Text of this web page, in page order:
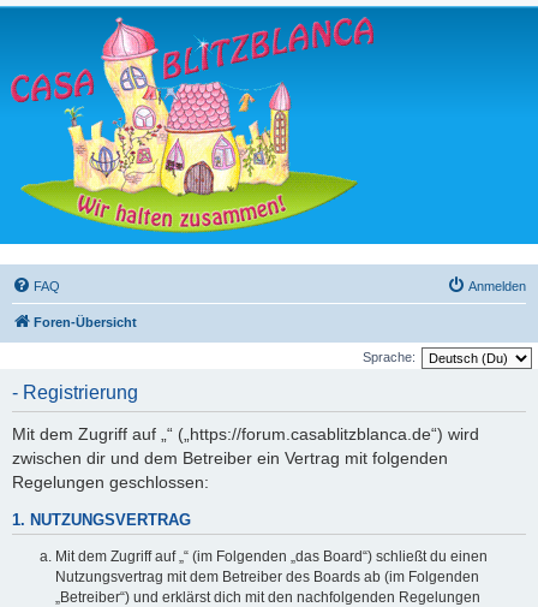
FAQ Anmelden
Foren-Übersicht
Sprache:
- Registrierung
Mit dem Zugriff auf „“ („https://forum.casablitzblanca.de“) wird
zwischen dir und dem Betreiber ein Vertrag mit folgenden
Regelungen geschlossen:
1. NUTZUNGSVERTRAG
Mit dem Zugriff auf „“ (im Folgenden „das Board“) schließt du einen
Nutzungsvertrag mit dem Betreiber des Boards ab (im Folgenden
„Betreiber“) und erklärst dich mit den nachfolgenden Regelungen